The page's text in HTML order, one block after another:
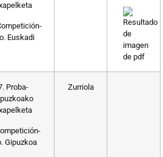
Euskadi
Proba-
Gipuzkoa
Zurriola